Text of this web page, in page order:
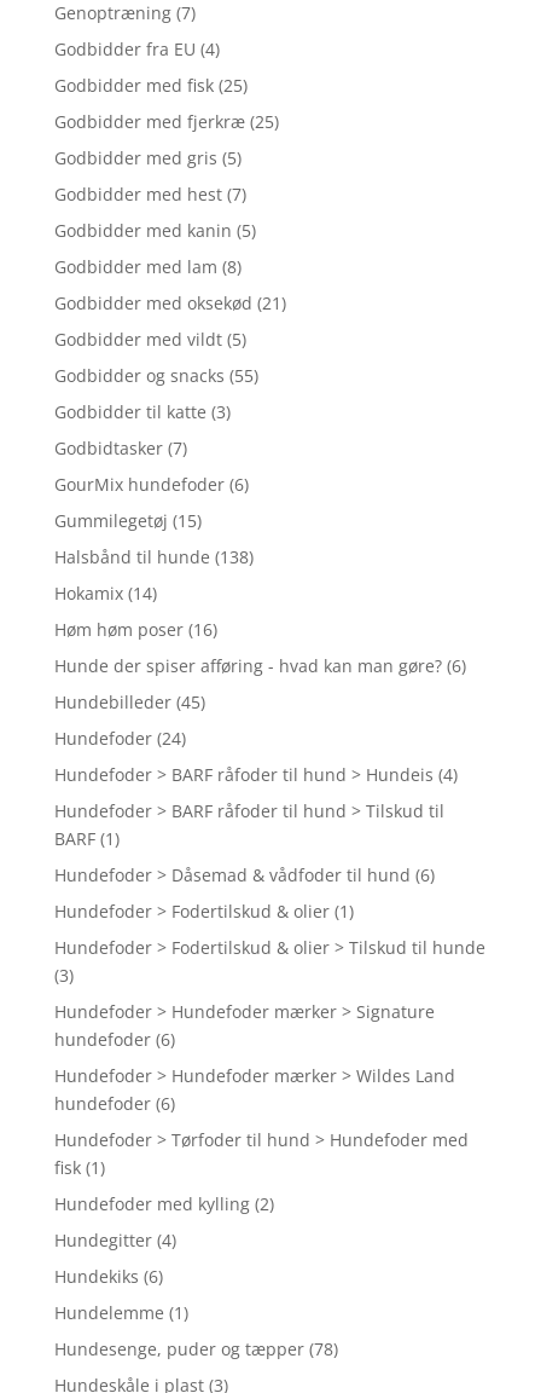
Genoptræning (7)
Godbidder fra EU (4)
Godbidder med fisk (25)
Godbidder med fjerkræ (25)
Godbidder med gris (5)
Godbidder med hest (7)
Godbidder med kanin (5)
Godbidder med lam (8)
Godbidder med oksekød (21)
Godbidder med vildt (5)
Godbidder og snacks (55)
Godbidder til katte (3)
Godbidtasker (7)
GourMix hundefoder (6)
Gummilegetøj (15)
Halsbånd til hunde (138)
Hokamix (14)
Høm høm poser (16)
Hunde der spiser afføring - hvad kan man gøre? (6)
Hundebilleder (45)
Hundefoder (24)
Hundefoder > BARF råfoder til hund > Hundeis (4)
Hundefoder > BARF råfoder til hund > Tilskud til
BARF (1)
Hundefoder > Dåsemad & vådfoder til hund (6)
Hundefoder > Fodertilskud & olier (1)
Hundefoder > Fodertilskud & olier > Tilskud til hunde
(3)
Hundefoder > Hundefoder mærker > Signature
hundefoder (6)
Hundefoder > Hundefoder mærker > Wildes Land
hundefoder (6)
Hundefoder > Tørfoder til hund > Hundefoder med
fisk (1)
Hundefoder med kylling (2)
Hundegitter (4)
Hundekiks (6)
Hundelemme (1)
Hundesenge, puder og tæpper (78)
Hundeskåle i plast (3)